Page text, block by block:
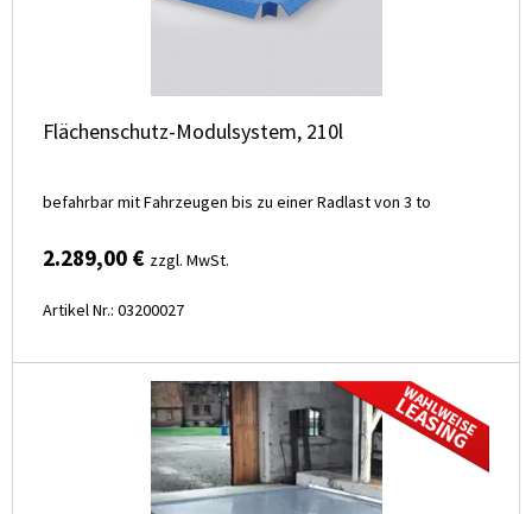
Flächenschutz-Modulsystem, 210l
befahrbar mit Fahrzeugen bis zu einer Radlast von 3 to
2.289,00 € zzgl. MwSt.
Artikel Nr.: 03200027